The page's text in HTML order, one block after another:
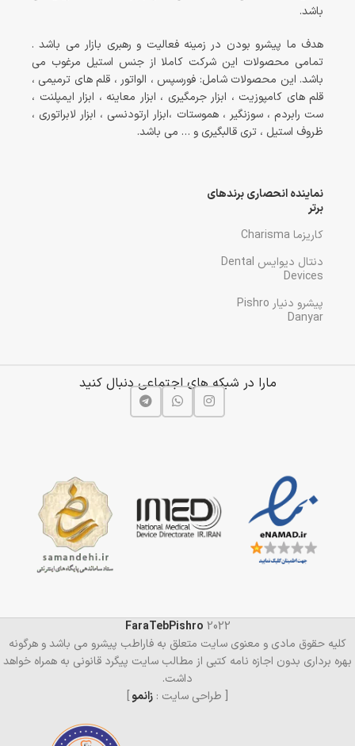
باشد.
هدف ما پیشرو بودن در زمینه فعالیت و رهبری بازار می باشد .
تمامی محصولات این شرکت کاملا از جنس استیل مرغوب می
باشد. این محصولات شامل: فورسپس ، الواتور ، قلم های ترمیمی ،
قلم های کامپوزیت ، ابزار جرمگیری ، ابزار معاینه ، ابزار ایمپلنت ،
ست رابردم ، سوزنگیر ، هموستات ،ابزار ارتودنسی ، ابزار لابراتوری ،
ظروف استیل ، تری قالبگیری و … می باشد.
نماینده انحصاری برندهای
برتر
کاریزما Charisma
دنتال دیوایس Dental
Devices
پیشرو دنیار Pishro
Danyar
مارا در شبکه های اجتماعی دنبال کنید
FaraTebPishro 2022
کلیه حقوق مادی و معنوی سایت متعلق به فاراطب پیشرو می باشد و هرگونه
بهره برداری بدون اجازه نامه کتبی از مطالب سایت پیگرد قانونی به همراه خواهد
داشت.
[ طراحی سایت : زانمو]